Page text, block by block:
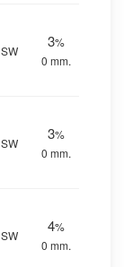
SW
3%
0 mm.
SW
3%
0 mm.
SW
4%
0 mm.